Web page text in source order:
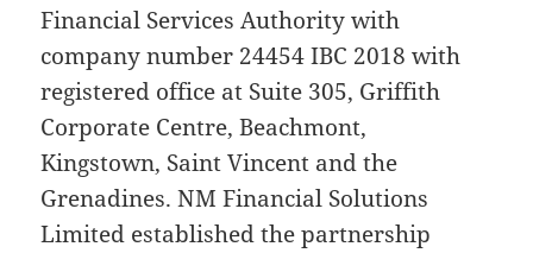
Financial Services Authority with
company number 24454 IBC 2018 with
registered office at Suite 305, Griffith
Corporate Centre, Beachmont,
Kingstown, Saint Vincent and the
Grenadines. NM Financial Solutions
Limited established the partnership